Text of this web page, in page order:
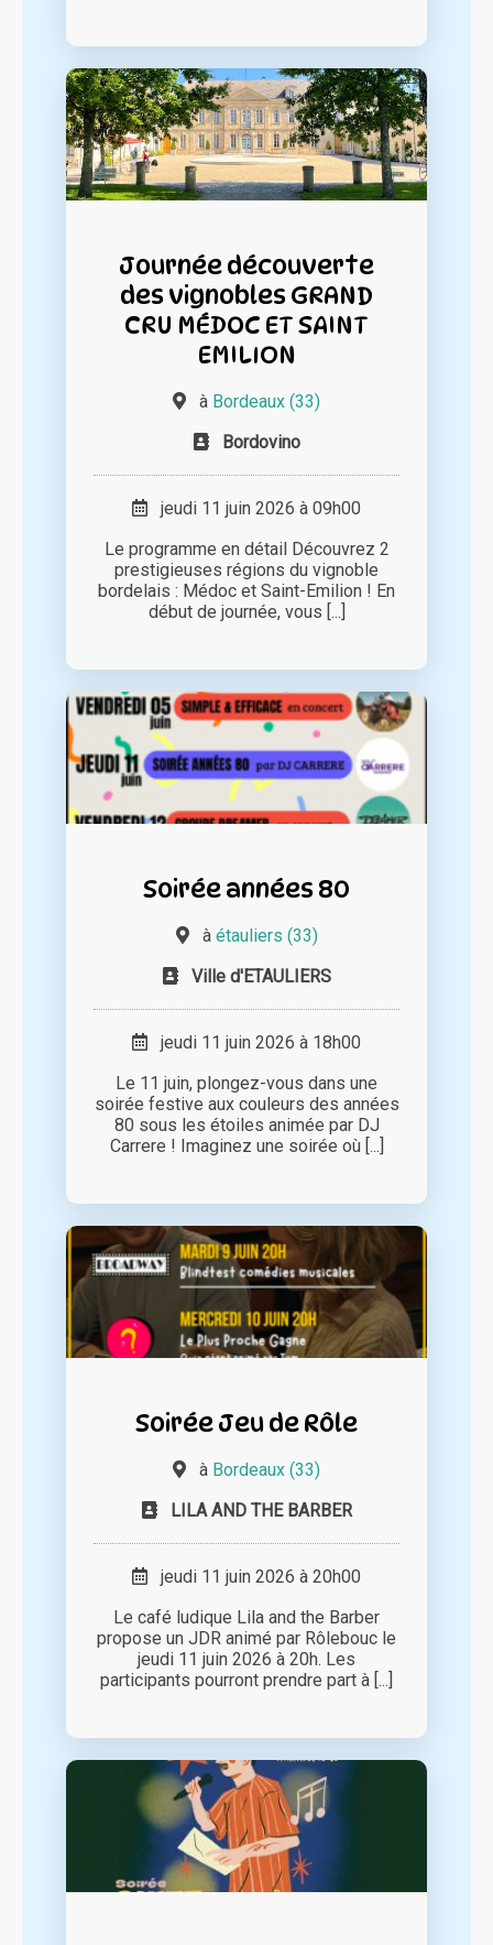
Journée découverte
des vignobles GRAND
CRU MÉDOC ET SAINT
EMILION
à Bordeaux (33)
Bordovino
jeudi 11 juin 2026 à 09h00
Le programme en détail Découvrez 2
prestigieuses régions du vignoble
bordelais : Médoc et Saint-Emilion ! En
début de journée, vous [...]
Soirée années 80
à étauliers (33)
Ville d'ETAULIERS
jeudi 11 juin 2026 à 18h00
Le 11 juin, plongez-vous dans une
soirée festive aux couleurs des années
80 sous les étoiles animée par DJ
Carrere ! Imaginez une soirée où [...]
Soirée Jeu de Rôle
à Bordeaux (33)
LILA AND THE BARBER
jeudi 11 juin 2026 à 20h00
Le café ludique Lila and the Barber
propose un JDR animé par Rôlebouc le
jeudi 11 juin 2026 à 20h. Les
participants pourront prendre part à [...]